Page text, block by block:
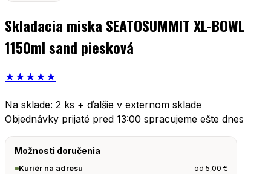
Skladacia miska SEATOSUMMIT XL-BOWL
1150ml sand piesková
★ ★ ★ ★ ★
Na sklade: 2 ks + ďalšie v externom sklade
Objednávky prijaté pred 13:00 spracujeme ešte dnes
Možnosti doručenia
Kuriér na adresu od5,00€